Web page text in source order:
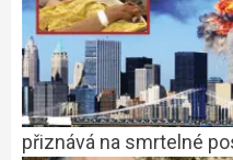
přiznává na smrtelné